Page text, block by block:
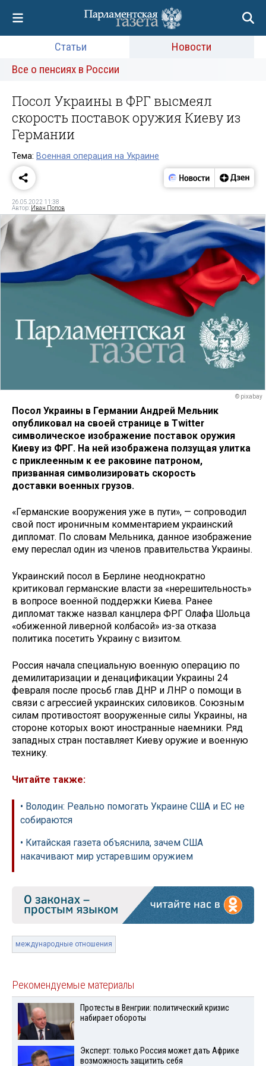
Статьи
Новости
Все о пенсиях в России
Посол Украины в ФРГ высмеял
скорость поставок оружия Киеву из
Германии
Тема: Военная операция на Украине
26.05.2022 11:38
Автор: Иван Попов
© pixabay
Посол Украины в Германии Андрей Мельник
опубликовал на своей странице в Twitter
символическое изображение поставок оружия
Киеву из ФРГ. На ней изображена ползущая улитка
с приклеенным к ее раковине патроном,
призванная символизировать скорость
доставки военных грузов.
«Германские вооружения уже в пути», — сопроводил
свой пост ироничным комментарием украинский
дипломат. По словам Мельника, данное изображение
ему переслал один из членов правительства Украины.
Украинский посол в Берлине неоднократно
критиковал германские власти за «нерешительность»
в вопросе военной поддержки Киева. Ранее
дипломат также назвал канцлера ФРГ Олафа Шольца
«обиженной ливерной колбасой» из-за отказа
политика посетить Украину с визитом.
Россия начала специальную военную операцию по
демилитаризации и денацификации Украины 24
февраля после просьб глав ДНР и ЛНР о помощи в
связи с агрессией украинских силовиков. Союзным
силам противостоят вооруженные силы Украины, на
стороне которых воют иностранные наемники. Ряд
западных стран поставляет Киеву оружие и военную
технику.
Читайте также:
• Володин: Реально помогать Украине США и ЕС не
собираются
• Китайская газета объяснила, зачем США
накачивают мир устаревшим оружием
международные отношения
Рекомендуемые материалы
Протесты в Венгрии: политический кризис
набирает обороты
Эксперт: только Россия может дать Африке
возможность защитить себя